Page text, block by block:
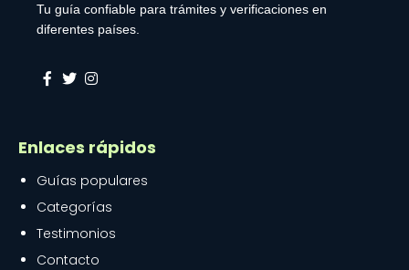
Tu guía confiable para trámites y verificaciones en
diferentes países.
Facebook
X (Twitter)
Instagram
Enlaces rápidos
Guías populares
Categorías
Testimonios
Contacto